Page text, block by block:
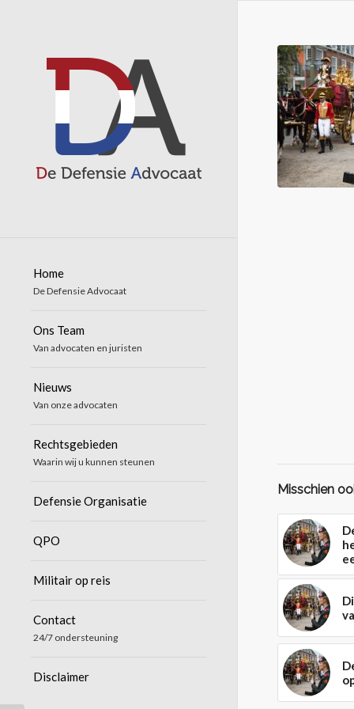
Home
De Defensie Advocaat
Ons Team
Van advocaten en juristen
Nieuws
Van onze advocaten
Rechtsgebieden
Waarin wij u kunnen steunen
Defensie Organisatie
QPO
Militair op reis
Contact
24/7 ondersteuning
Disclaimer
Misschien